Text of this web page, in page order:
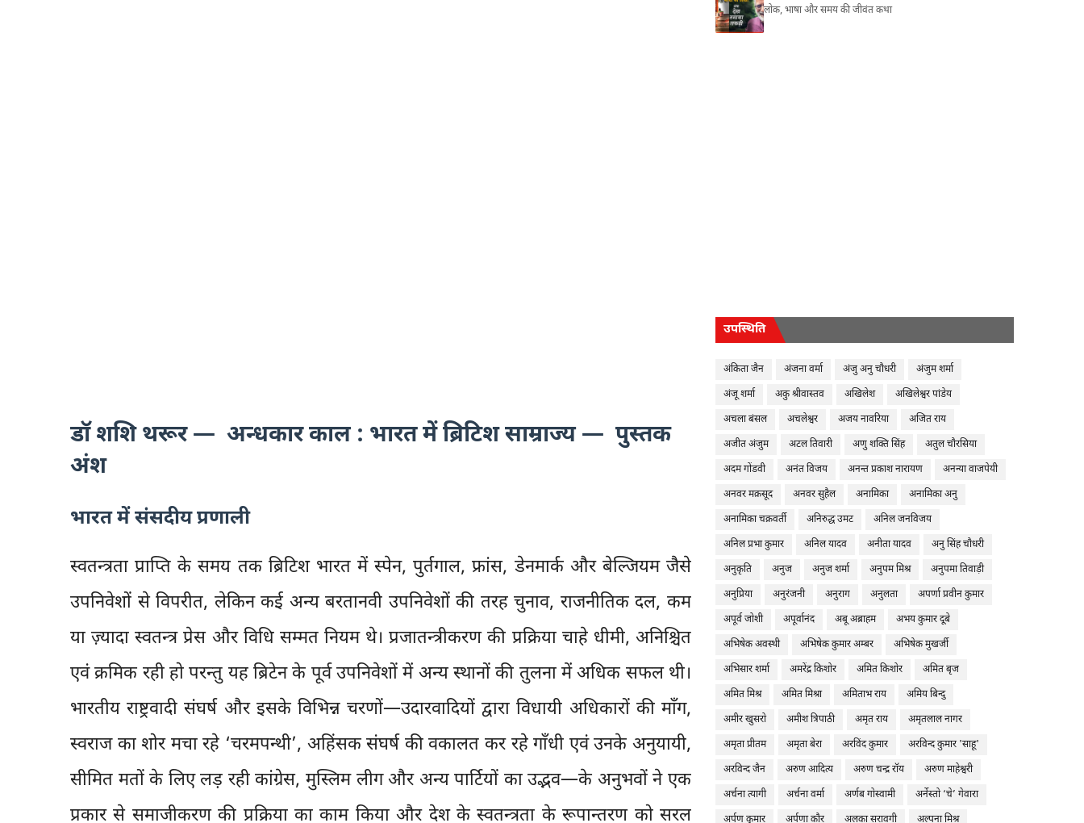
डॉ शशि थरूर — अन्धकार काल : भारत में ब्रिटिश साम्राज्य — पुस्तक
अंश
भारत में संसदीय प्रणाली
स्वतन्त्रता प्राप्ति के समय तक ब्रिटिश भारत में स्पेन, पुर्तगाल, फ्रांस, डेनमार्क और बेल्जियम जैसे
उपनिवेशों से विपरीत, लेकिन कई अन्य बरतानवी उपनिवेशों की तरह चुनाव, राजनीतिक दल, कम
या ज़्यादा स्वतन्त्र प्रेस और विधि सम्मत नियम थे। प्रजातन्त्रीकरण की प्रक्रिया चाहे धीमी, अनिश्चित
एवं क्रमिक रही हो परन्तु यह ब्रिटेन के पूर्व उपनिवेशों में अन्य स्थानों की तुलना में अधिक सफल थी।
भारतीय राष्ट्रवादी संघर्ष और इसके विभिन्न चरणों—उदारवादियों द्वारा विधायी अधिकारों की माँग,
स्वराज का शोर मचा रहे ‘चरमपन्थी’, अहिंसक संघर्ष की वकालत कर रहे गाँधी एवं उनके अनुयायी,
सीमित मतों के लिए लड़ रही कांग्रेस, मुस्लिम लीग और अन्य पार्टियों का उद्भव—के अनुभवों ने एक
प्रकार से समाजीकरण की प्रक्रिया का काम किया और देश के स्वतन्त्रता के रूपान्तरण को सरल
लोक, भाषा और समय की जीवंत कथा
उपस्थिति
अंकिता जैन अंजना वर्मा अंजु अनु चौधरी
अंजुम शर्मा
अंजू शर्मा
अकु श्रीवास्तव अखिलेश
अखिलेश्वर पांडेय
अचला बंसल
अचलेश्वर अजय नावरिया
अजित राय
अजीत अंजुम
अटल तिवारी अणु शक्ति सिंह
अतुल चौरसिया
अदम गोंडवी
अनंत विजय अनन्त प्रकाश नारायण
अनन्या वाजपेयी
अनवर मक़सूद
अनवर सुहैल अनामिका
अनामिका अनु
अनामिका चक्रवर्ती
अनिरुद्ध उमट
अनिल जनविजय
अनिल प्रभा कुमार
अनिल यादव अनीता यादव
अनु सिंह चौधरी
अनुकृति
अनुज अनुज शर्मा अनुपम मिश्र
अनुपमा तिवाड़ी
अनुप्रिया
अनुरंजनी अनुराग अनुलता
अपर्णा प्रवीन कुमार
अपूर्व जोशी
अपूर्वानंद अबू अब्राहम
अभय कुमार दूबे
अभिषेक अवस्थी
अभिषेक कुमार अम्बर
अभिषेक मुखर्जी
अभिसार शर्मा
अमरेंद्र किशोर अमित किशोर
अमित बृज
अमित मिश्र
अमित मिश्रा अमिताभ राय
अमिय बिन्दु
अमीर खुसरो
अमीश त्रिपाठी अमृत राय
अमृतलाल नागर
अमृता प्रीतम
अमृता बेरा अरविंद कुमार
अरविन्द कुमार 'साहू'
अरविन्द जैन
अरुण आदित्य अरुण चन्द्र रॉय
अरुण माहेश्वरी
अर्चना त्यागी
अर्चना वर्मा अर्णब गोस्वामी
अर्नेस्तो ‘चे’ गेवारा
अर्पण कुमार
अर्पणा कौर अलका सरावगी अल्पना मिश्र